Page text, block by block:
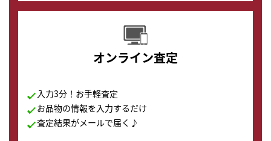
オンライン査定
入力3分！お手軽査定
お品物の情報を入力するだけ
査定結果がメールで届く♪